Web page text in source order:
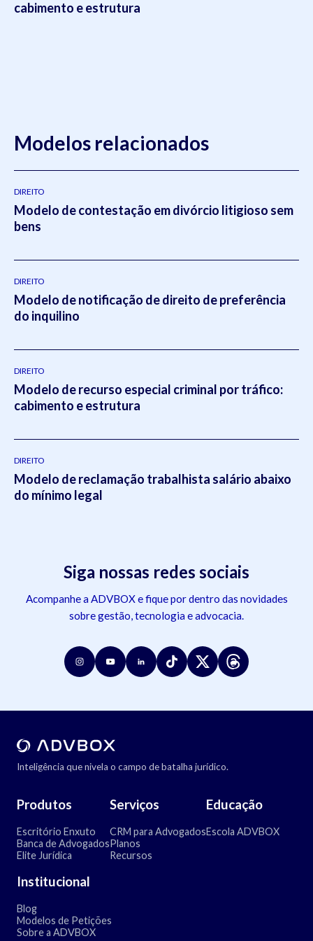
cabimento e estrutura
Modelos relacionados
DIREITO
Modelo de contestação em divórcio litigioso sem
bens
DIREITO
Modelo de notificação de direito de preferência
do inquilino
DIREITO
Modelo de recurso especial criminal por tráfico:
cabimento e estrutura
DIREITO
Modelo de reclamação trabalhista salário abaixo
do mínimo legal
Siga nossas redes sociais
Acompanhe a ADVBOX e fique por dentro das novidades
sobre gestão, tecnologia e advocacia.
Inteligência que nivela o campo de batalha jurídico.
Produtos
Escritório Enxuto
Banca de Advogados
Elite Jurídica
Serviços
CRM para Advogados
Planos
Recursos
Educação
Escola ADVBOX
Institucional
Blog
Modelos de Petições
Sobre a ADVBOX